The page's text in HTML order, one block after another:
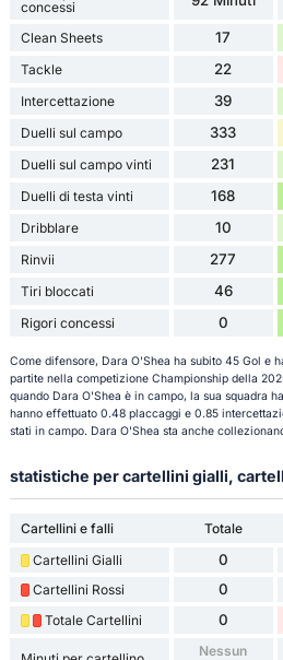
concessi
Clean Sheets 17
Tackle 22
Intercettazione 39
Duelli sul campo 333
Duelli sul campo vinti 231
Duelli di testa vinti 168
Dribblare 10
Rinvii 277
Tiri bloccati 46
Rigori concessi 0
Come difensore, Dara O'Shea ha subito 45 Gol e
partite nella competizione Championship della
quando Dara O'Shea è in campo, la sua squadra
hanno effettuato 0.48 placcaggi e 0.85
stati in campo. Dara O'Shea sta anche
statistiche per cartellini gialli,
Cartellini e falli Totale
Cartellini Gialli
0
Cartellini Rossi 0
Totale Cartellini 0
Nessun